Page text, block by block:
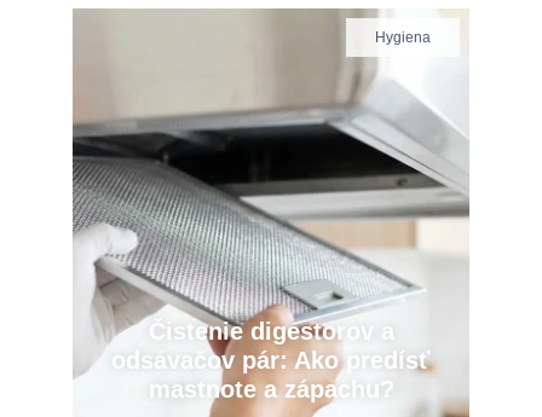
Hygiena
Čistenie digestorov a
odsávačov pár: Ako predísť
mastnote a zápachu?